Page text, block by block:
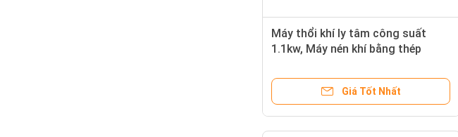
Máy thổi khí ly tâm công suất
1.1kw, Máy nén khí bằng thép
Giá Tốt Nhất